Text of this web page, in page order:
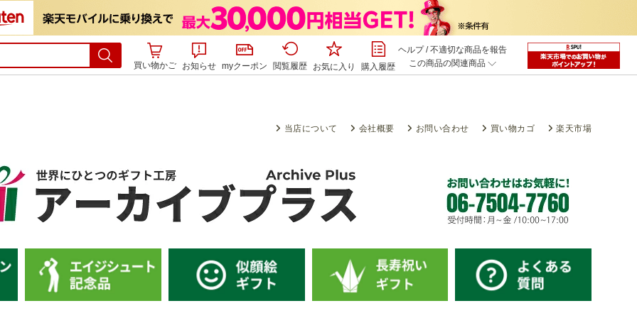
買い物かご お知らせ myクーポン 閲覧履歴 お気に入り 購入履歴
ヘルプ/不適切な商品を報告
この商品の関連商品